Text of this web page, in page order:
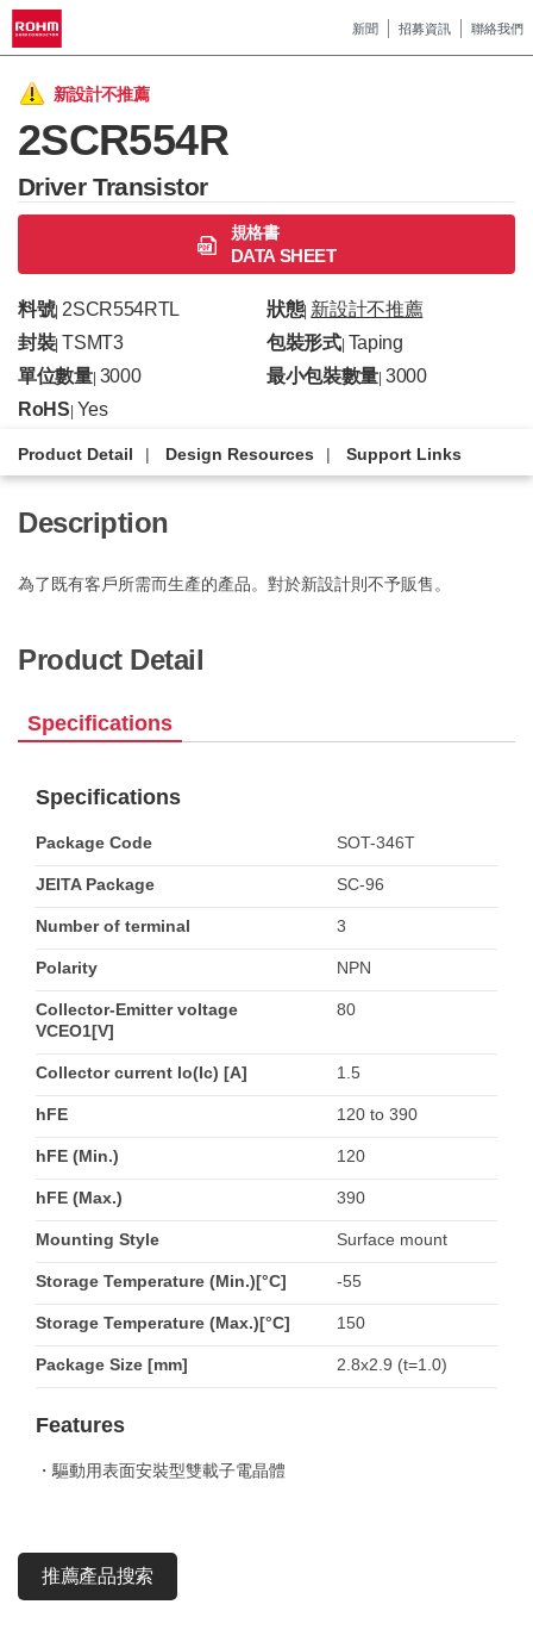
新聞 招募資訊 聯絡我們
新設計不推薦
2SCR554R
Driver Transistor
規格書
DATA SHEET
料號|2SCR554RTL 狀態| 新設計不推薦
封裝| TSMT3 包裝形式| Taping
單位數量| 3000 最小包裝數量 |3000
RoHS Yes
Product Detail Design Resources Support Links
Description
為了既有客戶所需而生產的產品。對於新設計則不予販售。
Product Detail
Specifications
Specifications
Package Code SOT-346T
JEITA Package SC-96
Number of terminal 3
Polarity NPN
Collector-Emitter voltage
VCEO1[V]
80
Collector current Io(Ic) [A] 1.5
hFE 120 to 390
hFE (Min.) 120
hFE (Max.) 390
Mounting Style Surface mount
Storage Temperature (Min.)[°C] -55
Storage Temperature (Max.)[°C] 150
Package Size [mm] 2.8x2.9 (t=1.0)
Features
・驅動用表面安裝型雙載子電晶體
推薦產品搜索